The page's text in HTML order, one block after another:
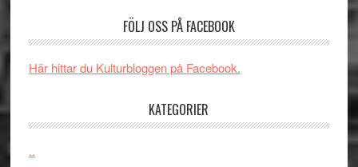
i
vara
FÖLJ OSS PÅ FACEBOOK
Här hittar du Kulturbloggen på Facebook.
KATEGORIER
..